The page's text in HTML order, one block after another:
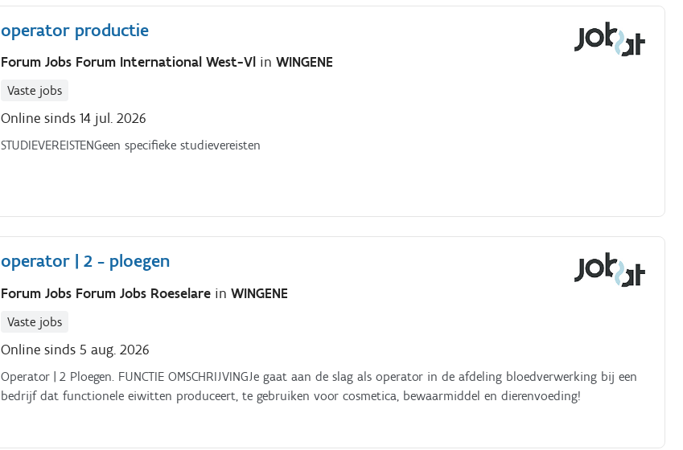
operator productie
Forum Jobs Forum International West-Vl inWINGENE
Vaste jobs
Online sinds 14 jul. 2026
STUDIEVEREISTENGeen specifieke studievereisten
operator | 2 - ploegen
Forum Jobs Forum Jobs Roeselare inWINGENE
Vaste jobs
Online sinds 5 aug. 2026
Operator | 2 Ploegen. FUNCTIE OMSCHRIJVINGJe gaat aan de slag als operator in de afdeling bloedverwerking bij een
bedrijf dat functionele eiwitten produceert, te gebruiken voor cosmetica, bewaarmiddel en dierenvoeding!